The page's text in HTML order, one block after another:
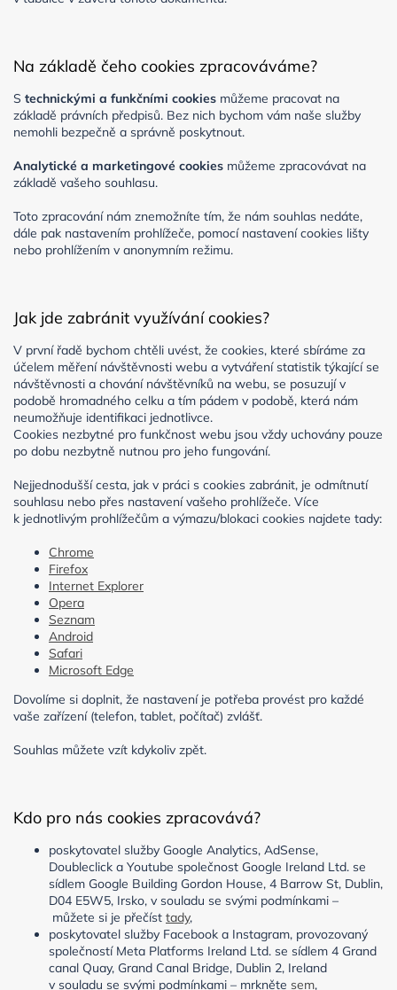
Na základě čeho cookies zpracováváme?
S technickými a funkčními cookies můžeme pracovat na
základě právních předpisů. Bez nich bychom vám naše služby
nemohli bezpečně a správně poskytnout.
Analytické a marketingové cookies můžeme zpracovávat na
základě vašeho souhlasu.
Toto zpracování nám znemožníte tím, že nám souhlas nedáte,
dále pak nastavením prohlížeče, pomocí nastavení cookies lišty
nebo prohlížením v anonymním režimu.
Jak jde zabránit využívání cookies?
V první řadě bychom chtěli uvést, že cookies, které sbíráme za
účelem měření návštěvnosti webu a vytváření statistik týkající se
návštěvnosti a chování návštěvníků na webu, se posuzují v
podobě hromadného celku a tím pádem v podobě, která nám
neumožňuje identifikaci jednotlivce.
Cookies nezbytné pro funkčnost webu jsou vždy uchovány pouze
po dobu nezbytně nutnou pro jeho fungování.
Nejjednodušší cesta, jak v práci s cookies zabránit, je odmítnutí
souhlasu nebo přes nastavení vašeho prohlížeče. Více
k jednotlivým prohlížečům a výmazu/blokaci cookies najdete tady:
Chrome
Firefox
Internet Explorer
Opera
Seznam
Android
Safari
Microsoft Edge
Dovolíme si doplnit, že nastavení je potřeba provést pro každé
vaše zařízení (telefon, tablet, počítač) zvlášť.
Souhlas můžete vzít kdykoliv zpět.
Kdo pro nás cookies zpracovává?
poskytovatel služby Google Analytics, AdSense,
Doubleclick a Youtube společnost Google Ireland Ltd. se
sídlem Google Building Gordon House, 4 Barrow St, Dublin,
D04 E5W5, Irsko, v souladu se svými podmínkami –
můžete si je přečíst tady,
poskytovatel služby Facebook a Instagram, provozovaný
společností Meta Platforms Ireland Ltd. se sídlem 4 Grand
canal Quay, Grand Canal Bridge, Dublin 2, Ireland
v souladu se svými podmínkami – mrkněte sem,